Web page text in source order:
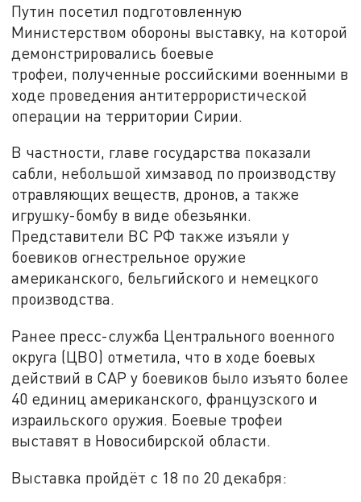
Путин посетил подготовленную
Министерством обороны выставку, на которой
демонстрировались боевые
трофеи, полученные российскими военными в
ходе проведения антитеррористической
операции на территории Сирии.
В частности, главе государства показали
сабли, небольшой химзавод по производству
отравляющих веществ, дронов, а также
игрушку-бомбу в виде обезьянки.
Представители ВС РФ также изъяли у
боевиков огнестрельное оружие
американского, бельгийского и немецкого
производства.
Ранее пресс-служба Центрального военного
округа (ЦВО) отметила, что в ходе боевых
действий в САР у боевиков было изъято более
40 единиц американского, французского и
израильского оружия. Боевые трофеи
выставят в Новосибирской области.
Выставка пройдёт с 18 по 20 декабря: